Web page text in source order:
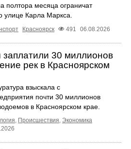
полтора месяца ограничат
улице Карла Маркса.
Красноярск 491 06.08.2026
заплатили 30 миллионов
рек в Красноярском
взыскала с
почти 30 миллионов
в Красноярском крае.
, Происшествия, Экономика